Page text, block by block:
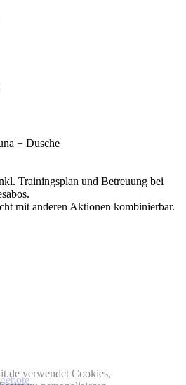
+ Dusche
Trainingsplan und Betreuung bei
mit anderen Aktionen kombinierbar.
verwendet Cookies,